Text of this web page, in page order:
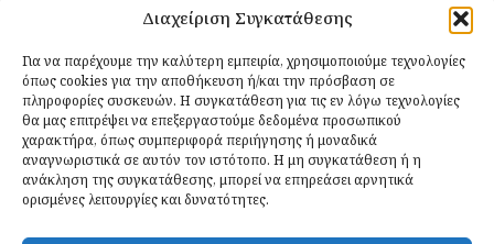
Διαχείριση Συγκατάθεσης
Για να παρέχουμε την καλύτερη εμπειρία, χρησιμοποιούμε τεχνολογίες
όπως cookies για την αποθήκευση ή/και την πρόσβαση σε
πληροφορίες συσκευών. Η συγκατάθεση για τις εν λόγω τεχνολογίες
θα μας επιτρέψει να επεξεργαστούμε δεδομένα προσωπικού
χαρακτήρα, όπως συμπεριφορά περιήγησης ή μοναδικά
αναγνωριστικά σε αυτόν τον ιστότοπο. Η μη συγκατάθεση ή η
ανάκληση της συγκατάθεσης, μπορεί να επηρεάσει αρνητικά
ορισμένες λειτουργίες και δυνατότητες.
Αυτή Είναι η Συνταγή για Τέλεια Κομπούτσα
Ιδανικές Τροφές 26 Ιουλίου 2026
Εγγραφείτε